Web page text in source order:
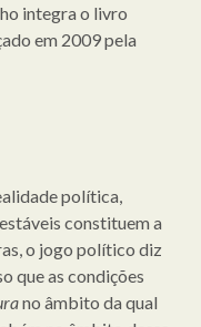
integra o livro
em 2009 pela
política,
constituem a
o jogo político diz
que as condições
no âmbito da qual